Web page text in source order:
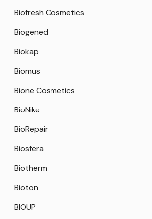
Biofresh Cosmetics
Biogened
Biokap
Biomus
Bione Cosmetics
BioNike
BioRepair
Biosfera
Biotherm
Bioton
BIOUP